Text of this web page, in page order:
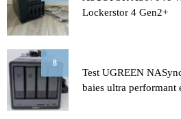
Lockerstor 4 Gen2+
8
Test UGREEN
baies ultra performant